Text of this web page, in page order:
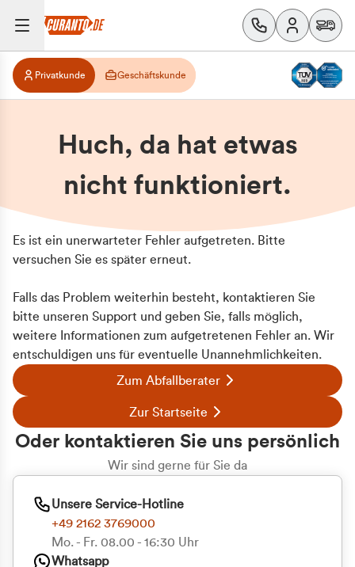
Privatkunde Geschäftskunde
Huch, da hat etwas
nicht funktioniert.
Es ist ein unerwarteter Fehler aufgetreten. Bitte
versuchen Sie es später erneut.
Falls das Problem weiterhin besteht, kontaktieren Sie
bitte unseren Support und geben Sie, falls möglich,
weitere Informationen zum aufgetretenen Fehler an. Wir
entschuldigen uns für eventuelle Unannehmlichkeiten.
Zum Abfallberater
Zur Startseite
Oder kontaktieren Sie uns persönlich
Wir sind gerne für Sie da
Unsere Service-Hotline
+49 2162 3769000
Mo. - Fr. 08.00 - 16:30 Uhr
Whatsapp